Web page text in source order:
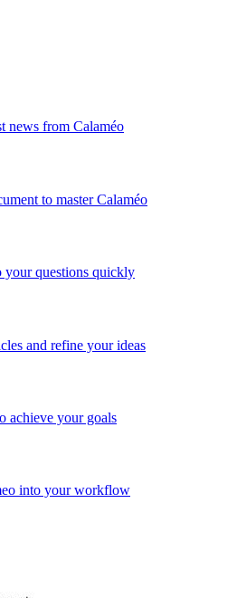
news from Calaméo
to master Calaméo
your questions quickly
and refine your ideas
achieve your goals
into your workflow